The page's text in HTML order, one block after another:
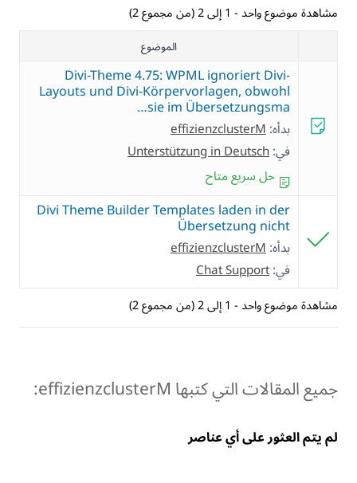
مشاهدة موضوع واحد - 1 إلى 2 (من مجموع 2)
الموضوع
Divi-Theme 4.75: WPML ignoriert Divi-
Layouts und Divi-Körpervorlagen, obwohl
sie im Übersetzungsma…
بدأه:effizienzclusterM
في:Unterstützung in Deutsch
حل سريع متاح
Divi Theme Builder Templates laden in der
Übersetzung nicht
بدأه:effizienzclusterM
في:Chat Support
مشاهدة موضوع واحد - 1 إلى 2 (من مجموع 2)
جميع المقالات التي كتبها effizienzclusterM:
لم يتم العثور على أي عناصر